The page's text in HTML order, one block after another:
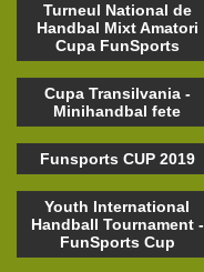
Turneul National de
Handbal Mixt Amatori
Cupa FunSports
Cupa Transilvania -
Minihandbal fete
Funsports CUP 2019
Youth International
Handball Tournament -
FunSports Cup